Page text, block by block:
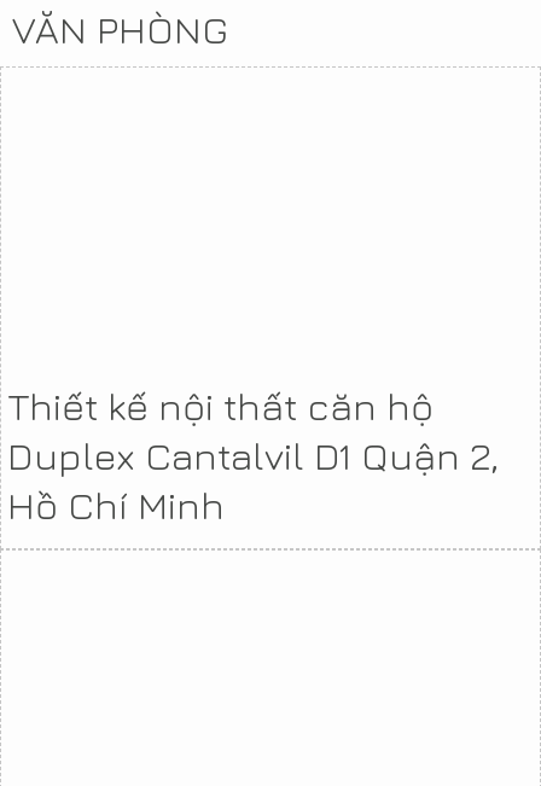
VĂN PHÒNG
Thiết kế nội thất căn hộ
Duplex Cantalvil D1 Quận 2,
Hồ Chí Minh